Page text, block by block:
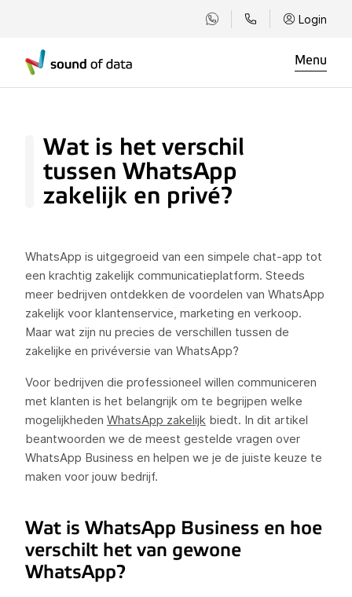
Login
Menu
Wat is het verschil
tussen WhatsApp
zakelijk en privé?
WhatsApp is uitgegroeid van een simpele chat-app tot
een krachtig zakelijk communicatieplatform. Steeds
meer bedrijven ontdekken de voordelen van WhatsApp
zakelijk voor klantenservice, marketing en verkoop.
Maar wat zijn nu precies de verschillen tussen de
zakelijke en privéversie van WhatsApp?
Voor bedrijven die professioneel willen communiceren
met klanten is het belangrijk om te begrijpen welke
mogelijkheden WhatsApp zakelijk biedt. In dit artikel
beantwoorden we de meest gestelde vragen over
WhatsApp Business en helpen we je de juiste keuze te
maken voor jouw bedrijf.
Wat is WhatsApp Business en hoe
verschilt het van gewone
WhatsApp?